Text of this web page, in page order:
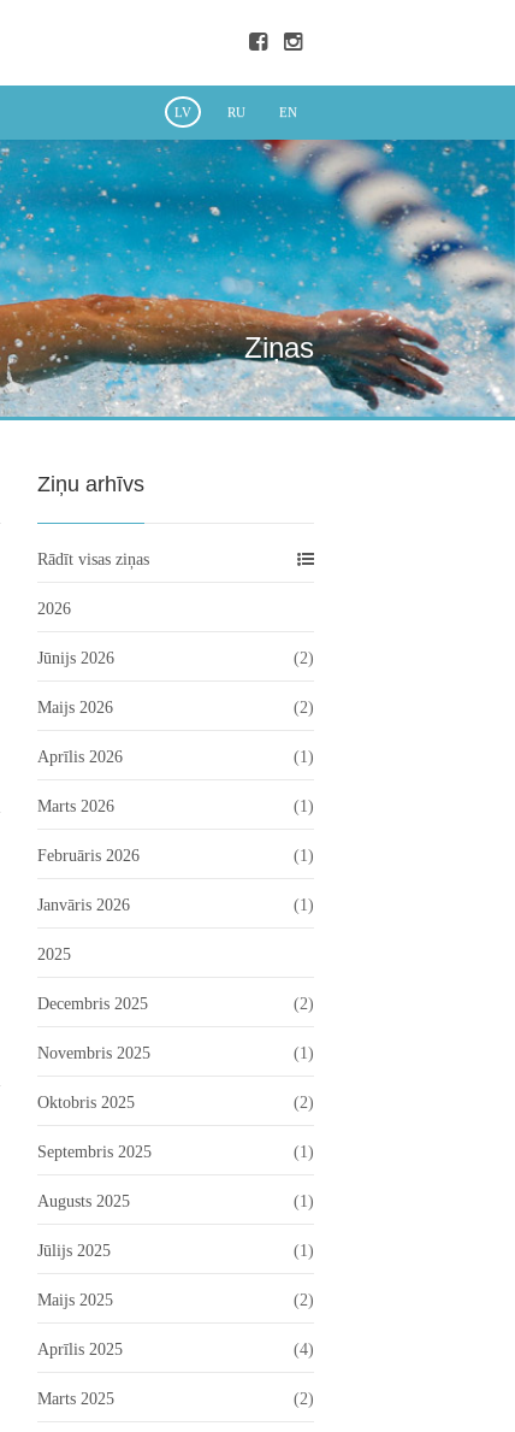
LV RU EN
Ziņas
Ziņu arhīvs
Rādīt visas ziņas
2026
Jūnijs 2026 (2)
Maijs 2026 (2)
Aprīlis 2026 (1)
Marts 2026 (1)
Februāris 2026 (1)
Janvāris 2026 (1)
2025
Decembris 2025 (2)
Novembris 2025 (1)
Oktobris 2025 (2)
Septembris 2025 (1)
Augusts 2025 (1)
Jūlijs 2025 (1)
Maijs 2025 (2)
Aprīlis 2025 (4)
Marts 2025 (2)